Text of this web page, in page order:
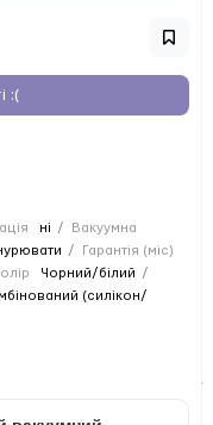
:(
ні
Вакуумна
Гарантія (міс)
Чорний/білий
(силікон/